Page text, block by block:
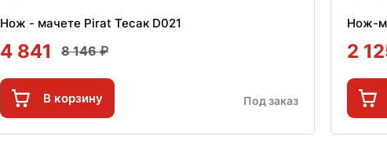
Нож - мачете Pirat Тесак D021
4 841 8 146
В корзину Под заказ
Нож-
2